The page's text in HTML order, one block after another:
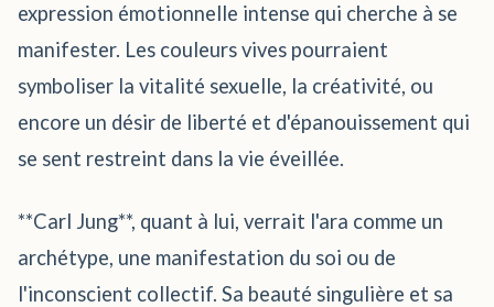
expression émotionnelle intense qui cherche à se
manifester. Les couleurs vives pourraient
symboliser la vitalité sexuelle, la créativité, ou
encore un désir de liberté et d'épanouissement qui
se sent restreint dans la vie éveillée.
**Carl Jung**, quant à lui, verrait l'ara comme un
archétype, une manifestation du soi ou de
l'inconscient collectif. Sa beauté singulière et sa